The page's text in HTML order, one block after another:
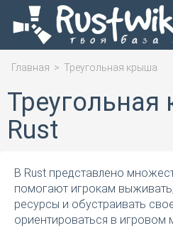
Главная > Треугольная крыша
Rust
В Rust представлено
помогают игрокам
ресурсы и обустраивать
ориентироваться в игровом